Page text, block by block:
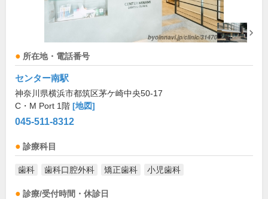
所在地・電話番号
センター南駅
神奈川県横浜市都筑区茅ケ崎中央50-17
C・M Port 1階 [地図]
045-511-8312
診療科目
歯科 歯科口腔外科 矯正歯科 小児歯科
診療/受付時間・休診日